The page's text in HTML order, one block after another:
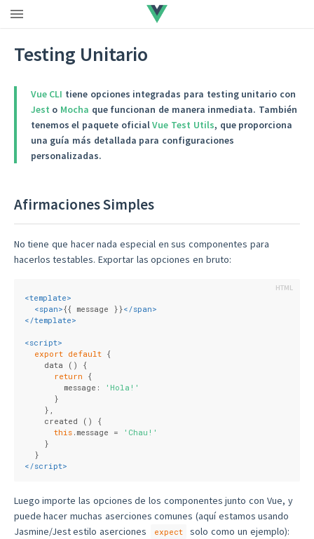
Testing Unitario
Vue CLI tiene opciones integradas para testing unitario con
Jest o Mocha que funcionan de manera inmediata. También
tenemos el paquete oficialVue Test Utils, que proporciona
una guía más detallada para configuraciones
personalizadas.
Afirmaciones Simples
No tiene que hacer nada especial en sus componentes para
hacerlos testables. Exportar las opciones en bruto:
<template>
<span>{{ message }}</span>
</template>
<script>
export default {
    data () {
return {
        message:
'Hola!'
      }
    },
    created () {
this .message =
'Chau!'
    }
  }
</script>
Luego importe las opciones de los componentes junto con Vue, y
puede hacer muchas aserciones comunes (aquí estamos usando
Jasmine/Jest estilo aserciones
expect solo como un ejemplo):